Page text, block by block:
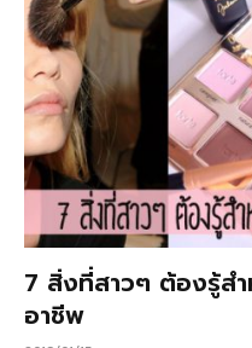
7 สิ่งที่สาวๆ ต้องรู้ส
อาชีพ